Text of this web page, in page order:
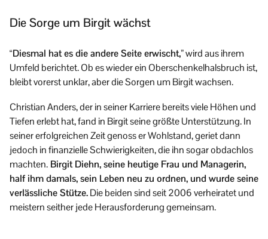
Die Sorge um Birgit wächst
“Diesmal hat es die andere Seite erwischt,”wird aus ihrem
Umfeld berichtet. Ob es wieder ein Oberschenkelhalsbruch ist,
bleibt vorerst unklar, aber die Sorgen um Birgit wachsen.
Christian Anders, der in seiner Karriere bereits viele Höhen und
Tiefen erlebt hat, fand in Birgit seine größte Unterstützung. In
seiner erfolgreichen Zeit genoss er Wohlstand, geriet dann
jedoch in finanzielle Schwierigkeiten, die ihn sogar obdachlos
machten. Birgit Diehn, seine heutige Frau und Managerin,
half ihm damals, sein Leben neu zu ordnen, und wurde seine
verlässliche Stütze.Die beiden sind seit 2006 verheiratet und
meistern seither jede Herausforderung gemeinsam.